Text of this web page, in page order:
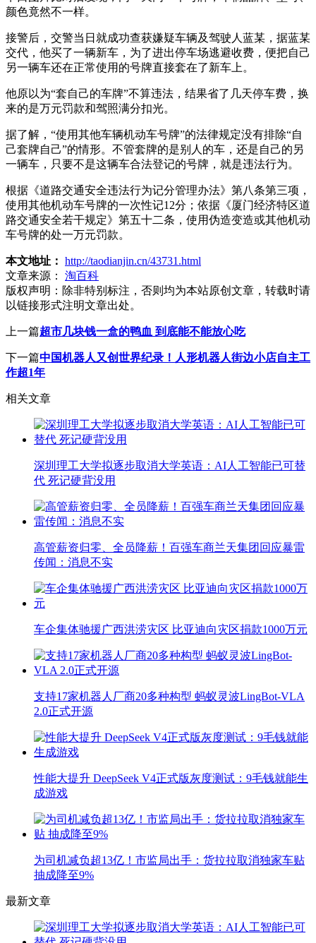
颜色竟然不一样。
接警后，交警当日就成功查获嫌疑车辆及驾驶人蓝某，据蓝某
交代，他买了一辆新车，为了进出停车场逃避收费，便把自己
另一辆车还在正常使用的号牌直接套在了新车上。
他原以为“套自己的车牌”不算违法，结果省了几天停车费，换
来的是万元罚款和驾照满分扣光。
据了解，“使用其他车辆机动车号牌”的法律规定没有排除“自
己套牌自己”的情形。不管套牌的是别人的车，还是自己的另
一辆车，只要不是这辆车合法登记的号牌，就是违法行为。
根据《道路交通安全违法行为记分管理办法》第八条第三项，
使用其他机动车号牌的一次性记12分；依据《厦门经济特区道
路交通安全若干规定》第五十二条，使用伪造变造或其他机动
车号牌的处一万元罚款。
本文地址： http://taodianjin.cn/43731.html
文章来源：
淘百科
版权声明： 除非特别标注，否则均为本站原创文章，转载时请
以链接形式注明文章出处。
上一篇超市几块钱一盒的鸭血 到底能不能放心吃
下一篇中国机器人又创世界纪录！人形机器人街边小店自主工
作超1年
相关文章
深圳理工大学拟逐步取消大学英语：AI人工智能已可替
代 死记硬背没用
高管薪资归零、全员降薪！百强车商兰天集团回应暴雷
传闻：消息不实
车企集体驰援广西洪涝灾区 比亚迪向灾区捐款1000万元
支持17家机器人厂商20多种构型 蚂蚁灵波LingBot-VLA
2.0正式开源
性能大提升 DeepSeek V4正式版灰度测试：9毛钱就能生
成游戏
为司机减负超13亿！市监局出手：货拉拉取消独家车贴
抽成降至9%
最新文章